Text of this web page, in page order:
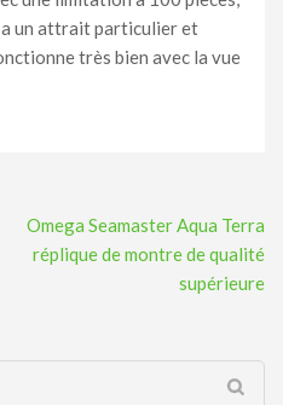
a un attrait particulier et
très bien avec la vue
Omega Seamaster Aqua Terra
réplique de montre de qualité
supérieure